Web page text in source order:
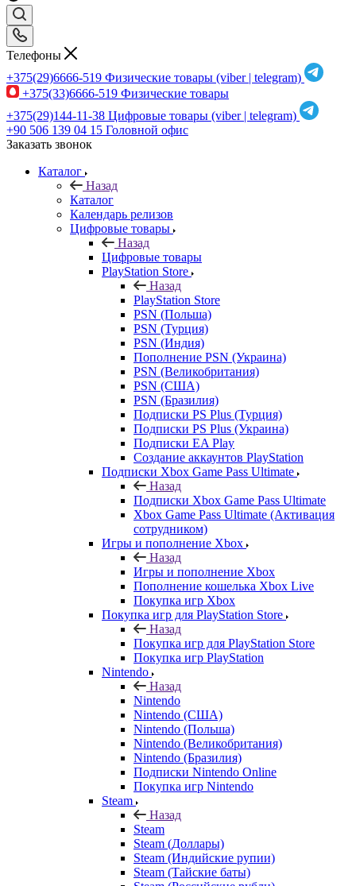
Телефоны
+375(29)6666-519 Физические товары (viber | telegram)
+375(33)6666-519 Физические товары
+375(29)144-11-38 Цифровые товары (viber | telegram)
+90 506 139 04 15 Головной офис
Заказать звонок
Каталог
Назад
Каталог
Календарь релизов
Цифровые товары
Назад
Цифровые товары
PlayStation Store
Назад
PlayStation Store
PSN (Польша)
PSN (Турция)
PSN (Индия)
Пополнение PSN (Украина)
PSN (Великобритания)
PSN (США)
PSN (Бразилия)
Подписки PS Plus (Турция)
Подписки PS Plus (Украина)
Подписки EA Play
Создание аккаунтов PlayStation
Подписки Xbox Game Pass Ultimate
Назад
Подписки Xbox Game Pass Ultimate
Xbox Game Pass Ultimate (Активация
сотрудником)
Игры и пополнение Xbox
Назад
Игры и пополнение Xbox
Пополнение кошелька Xbox Live
Покупка игр Xbox
Покупка игр для PlayStation Store
Назад
Покупка игр для PlayStation Store
Покупка игр PlayStation
Nintendo
Назад
Nintendo
Nintendo (США)
Nintendo (Польша)
Nintendo (Великобритания)
Nintendo (Бразилия)
Подписки Nintendo Online
Покупка игр Nintendo
Steam
Назад
Steam
Steam (Доллары)
Steam (Индийские рупии)
Steam (Тайские баты)